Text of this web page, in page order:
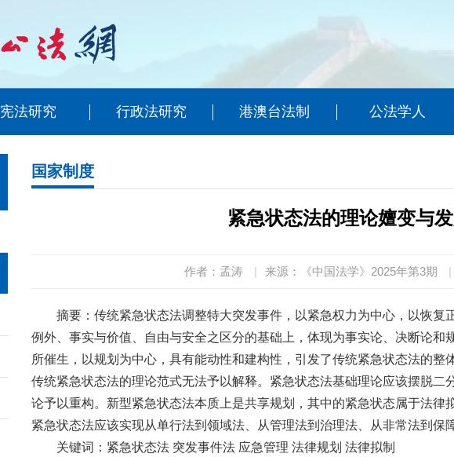
宪法研究 行政法研究 港澳台法制 公法学人
国家制度
紧急状态法的理论嬗变与
作者：孟涛 | 来源：《中国法学》2025年第3期 |
摘要：传统紧急状态法调整特大突发事件，以紧急权力为中心，以恢复
例外、事实与价值、自由与安全之区分的基础上，体现为事实论、决断论和
所催生，以规划为中心，具有能动性和建构性，引发了传统紧急状态法的整
传统紧急状态法的理论范式无法予以解释。紧急状态法基础理论应该摆脱二
论予以重构。新型紧急状态法本质上是共享规划，其中的紧急状态属于法律
紧急状态法应该实现从单行法到领域法、从管理法到治理法、从非常法到保
关键词：紧急状态法 突发事件法 应急管理 法律规划 法律拟制